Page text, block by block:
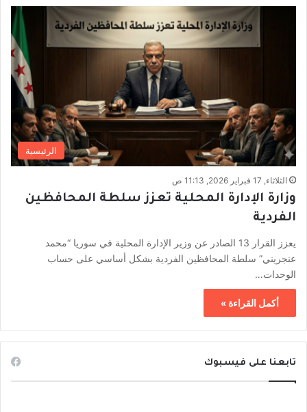
الرئيسية
الثلاثاء, 17 فبراير 2026, 11:13 ص
وزارة الإدارة المحلية تعزز سلطة المحافظين
الفردية
يعزز القرار 13 الصادر عن وزير الإدارة المحلية في سوريا “محمد
عنجريني” سلطة المحافظين الفردية بشكل أساسي على حساب
الوحدات…
أكمل القراءة »
تابعنا على فيسبوك